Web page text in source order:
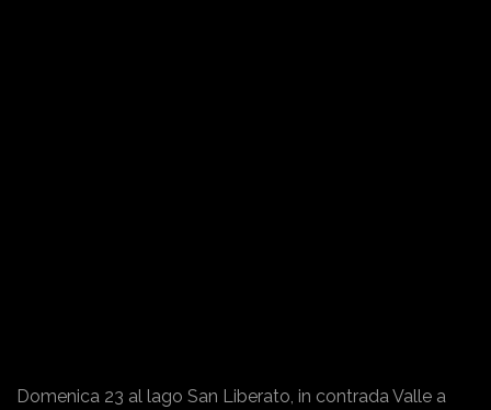
Domenica 23 al lago San Liberato, in contrada Valle a